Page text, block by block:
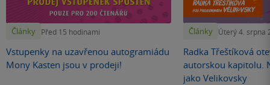
Články Před 15 hodinami
Vstupenky na uzavřenou autogramiádu
Mony Kasten jsou v prodeji!
Články Úterý 4. srpna
Radka Třeštíková
autorskou kapitolu.
jako Velikovsky